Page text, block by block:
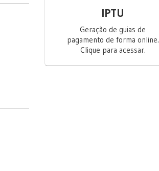
IPTU
Geração de guias de
pagamento de forma online.
Clique para acessar.